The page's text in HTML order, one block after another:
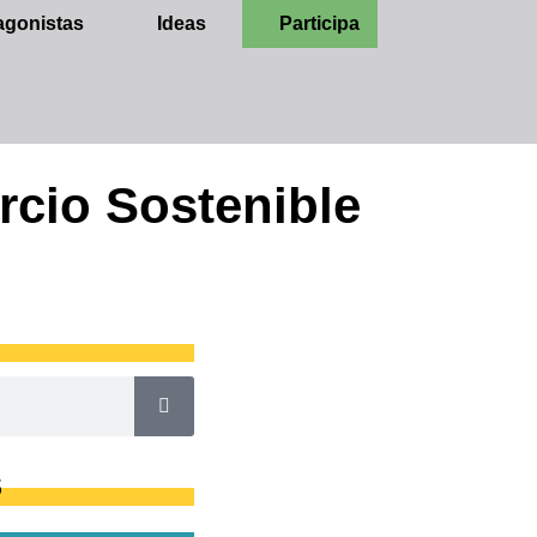
Ideas Participa
Sostenible